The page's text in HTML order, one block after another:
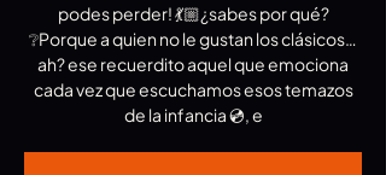
podes perder! 💃🏼¿sabes por qué?
❔Porque a quien no le gustan los clásicos…
ah? ese recuerdito aquel que emociona
cada vez que escuchamos esos temazos
de la infancia 💿, e